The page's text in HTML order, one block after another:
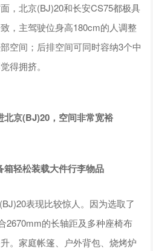
，北京(BJ)20和长安CS75都极具
，主驾驶位身高180cm的人调整
空间；后排空间可同时容纳3个中
得拥挤。
北京(BJ)20，空间非常宽裕
轻松装载大件行李物品
表现比较惊人。因为选取了
2670mm的长轴距及多种座椅布
。家庭帐篷、户外背包、烧烤炉